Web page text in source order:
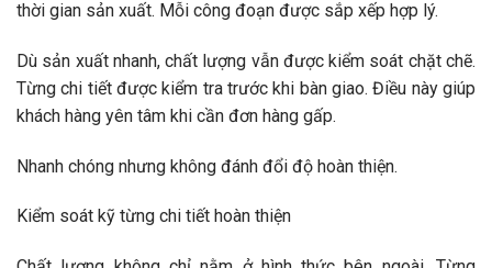
thời gian sản xuất. Mỗi công đoạn được sắp xếp hợp lý.
Dù sản xuất nhanh, chất lượng vẫn được kiểm soát chặt chẽ.
Từng chi tiết được kiểm tra trước khi bàn giao. Điều này giúp
khách hàng yên tâm khi cần đơn hàng gấp.
Nhanh chóng nhưng không đánh đổi độ hoàn thiện.
Kiểm soát kỹ từng chi tiết hoàn thiện